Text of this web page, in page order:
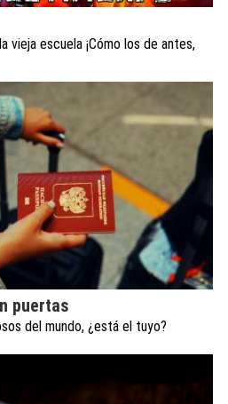
vieja escuela ¡Cómo los de antes,
puertas
del mundo, ¿está el tuyo?